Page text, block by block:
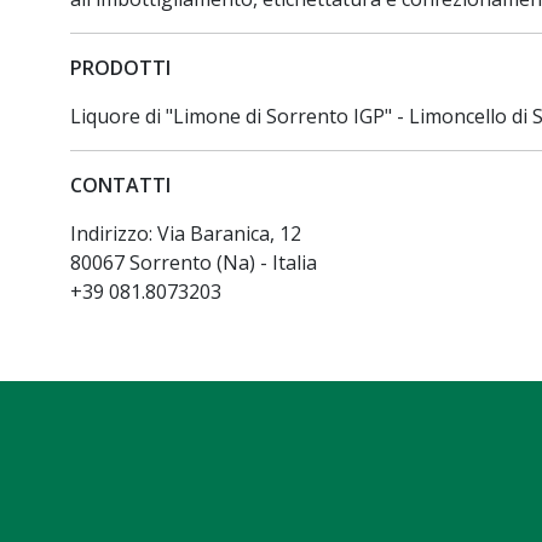
PRODOTTI
Liquore di "Limone di Sorrento IGP" - Limoncello di
CONTATTI
Indirizzo: Via Baranica, 12
80067 Sorrento (Na) - Italia
+39 081.8073203